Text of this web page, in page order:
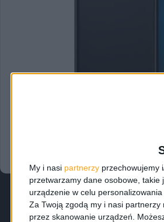
My i nasi partnerzy przechowujemy
przetwarzamy dane osobowe, takie
urządzenie w celu
Za Twoją zgodą my i nasi
przez skanowanie urządzeń.